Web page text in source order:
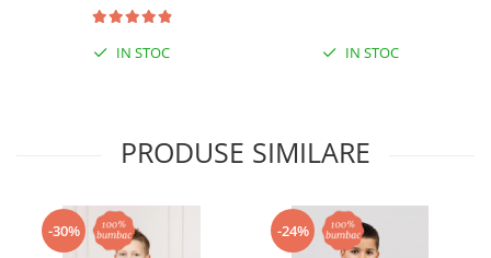
IN STOC IN STOC
PRODUSE SIMILARE
-30% -24%